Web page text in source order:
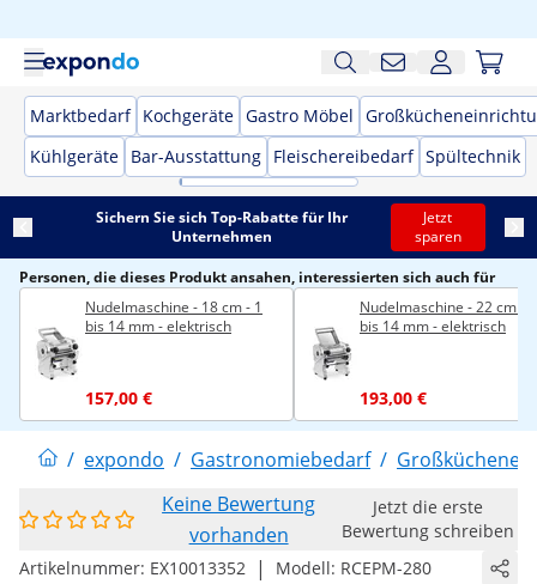
Marktbedarf Kochgeräte Gastro Möbel
Kühlgeräte Bar-Ausstattung Fleischereibedarf Spültechnik
Sichern Sie sich Top-Rabatte für Ihr
Unternehmen
Jetzt
sparen
Personen, die dieses Produkt ansahen, interessierten sich auch für
Nudelmaschine - 18 cm - 1
bis 14 mm - elektrisch
157,00 €
Nudelmaschine - 22 cm - 1
bis 14 mm - elektrisch
193,00 €
/ expondo / Gastronomiebedarf /
Keine Bewertung
vorhanden
Jetzt die erste
Bewertung schreiben
Artikelnummer: EX10013352 | Modell: RCEPM-280